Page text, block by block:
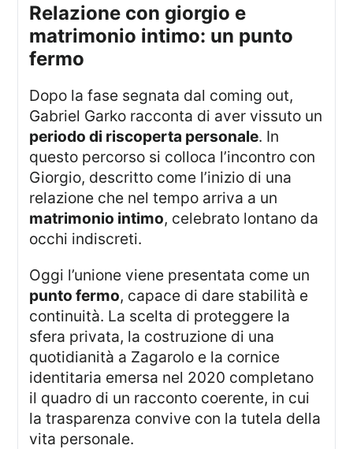
relazione con giorgio e
matrimonio intimo: un punto
fermo
Dopo la fase segnata dal coming out,
Gabriel Garko racconta di aver vissuto un
periodo di riscoperta personale. In
questo percorso si colloca l’incontro con
Giorgio, descritto come l’inizio di una
relazione che nel tempo arriva a un
matrimonio intimo, celebrato lontano da
occhi indiscreti.
Oggi l’unione viene presentata come un
punto fermo, capace di dare stabilità e
continuità. La scelta di proteggere la
sfera privata, la costruzione di una
quotidianità a Zagarolo e la cornice
identitaria emersa nel 2020 completano
il quadro di un racconto coerente, in cui
la trasparenza convive con la tutela della
vita personale.